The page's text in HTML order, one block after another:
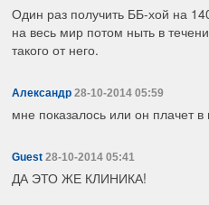
Один раз получить ББ-хой на
на весь мир потом ныть в
такого от него.
Александр28-10-2014 05:59
мне показалось или он плачет в
Guest 28-10-2014 05:41
ДА ЭТО ЖЕ КЛИНИКА!